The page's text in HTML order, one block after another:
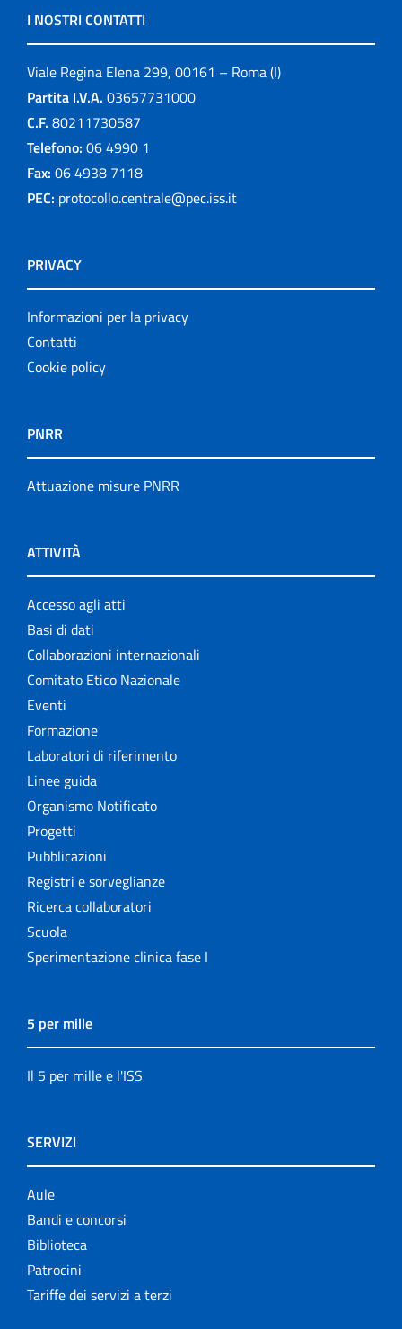
I NOSTRI CONTATTI
Viale Regina Elena 299, 00161 – Roma (I)
Partita I.V.A. 03657731000
C.F. 80211730587
Telefono: 06 4990 1
Fax: 06 4938 7118
PEC: protocollo.centrale@pec.iss.it
PRIVACY
Informazioni per la privacy
Contatti
Cookie policy
PNRR
Attuazione misure PNRR
ATTIVITÀ
Accesso agli atti
Basi di dati
Collaborazioni internazionali
Comitato Etico Nazionale
Eventi
Formazione
Laboratori di riferimento
Linee guida
Organismo Notificato
Progetti
Pubblicazioni
Registri e sorveglianze
Ricerca collaboratori
Scuola
Sperimentazione clinica fase I
5 per mille
Il 5 per mille e l'ISS
SERVIZI
Aule
Bandi e concorsi
Biblioteca
Patrocini
Tariffe dei servizi a terzi